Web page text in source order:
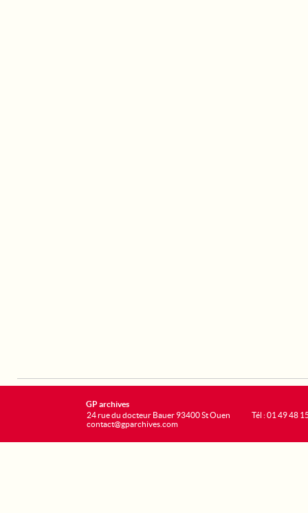
GP archives
24 rue du docteur Bauer 93400 St Ouen
contact@gparchives.com
Tél : 01 49 48